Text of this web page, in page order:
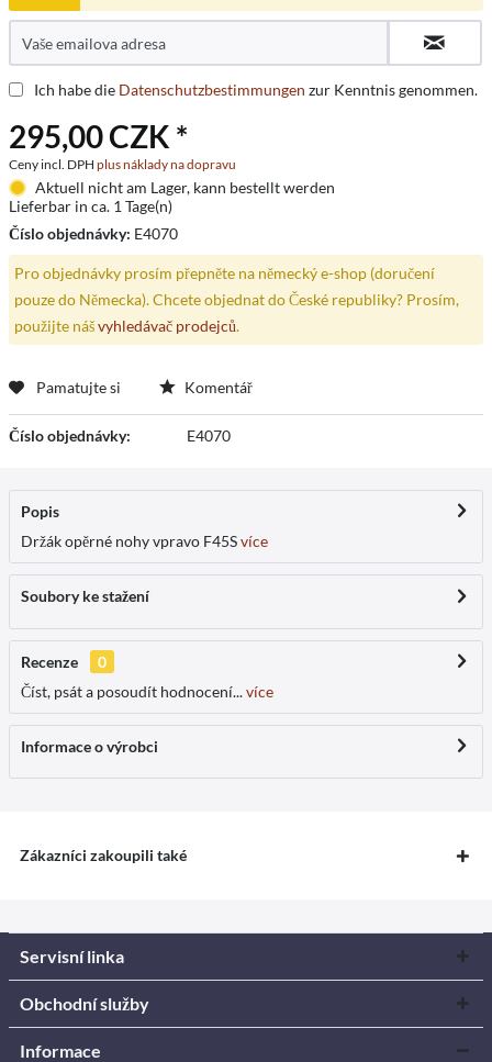
Ich habe die Datenschutzbestimmungen zur Kenntnis genommen.
295,00 CZK *
Ceny incl. DPH plus náklady na dopravu
Aktuell nicht am Lager, kann bestellt werden
Lieferbar in ca. 1 Tage(n)
Číslo objednávky: E4070
Pro objednávky prosím přepněte na německý e-shop (doručení
pouze do Německa). Chcete objednat do České republiky? Prosím,
použijte nášvyhledávač prodejců.
Pamatujte si Komentář
Číslo objednávky: E4070
Popis
Držák opěrné nohy vpravo F45Svíce
Soubory ke stažení
Recenze
0
Číst, psát a posoudít hodnocení...více
Informace o výrobci
Zákazníci zakoupili také
Servisní linka
Obchodní služby
Informace